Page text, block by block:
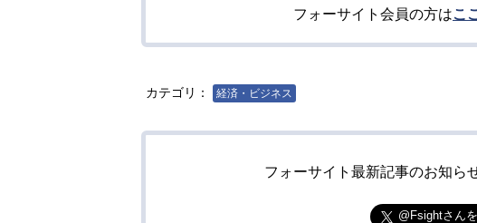
フォーサイト会員の方はこ
カテゴリ： 経済・ビジネス
フォーサイト最新記事のお知ら
@Fsightさん